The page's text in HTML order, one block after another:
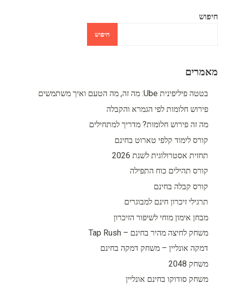
חיפוש
חיפוש
מאמרים
בטטה פיליפינית Ube: מה זה, מה הטעם ואיך משתמשים
פירוש חלומות לפי הגמרא והקבלה
מה זה פירוש חלומות? מדריך למתחילים
קורס לימוד קלפי טארוט בחינם
תחזית אסטרולוגית לשנת 2026
קורס תהילים כוח התפילה
קורס קבלה בחינם
תרגילי זיכרון חינם למבוגרים
מבחן אימון מוחי לשיפור הזיכרון
משחק לחיצה מהיר בחינם – Tap Rush
דמקה אונליין – משחק דמקה בחינם
משחק 2048
משחק סודוקו בחינם אונליין